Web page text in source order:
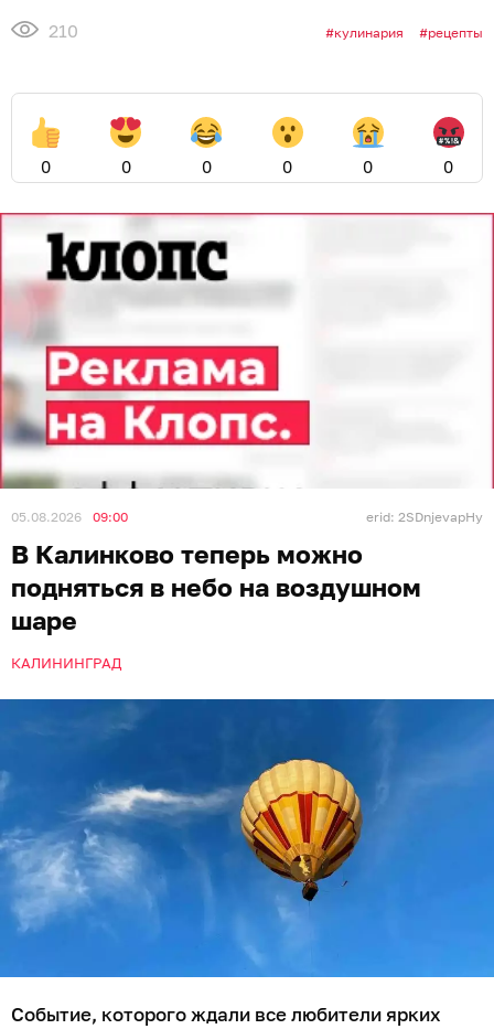
210 кулинария рецепты
0 0 0 0 0 0
05.08.2026 09:00 erid: 2SDnjevapHy
В Калинково теперь можно
подняться в небо на воздушном
шаре
КАЛИНИНГРАД
Событие, которого ждали все любители ярких